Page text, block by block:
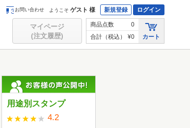
お問い合わせ ようこそ ゲスト 様 新規登録 ログイン
マイページ
(注文履歴)
商品点数
0
合計（税込）
¥0 カート
用途別スタンプ
4.2